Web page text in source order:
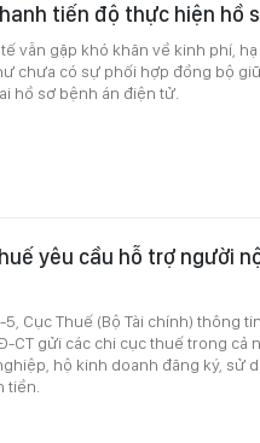
tiến độ thực hiện hồ
vẫn gặp khó khăn về kinh phí,
chưa có sự phối hợp đồng bộ
hồ sơ bệnh án điện tử.
yêu cầu hỗ trợ người
5, Cục Thuế (Bộ Tài chính) thông
CT gửi các chi cục thuế trong
hộ kinh doanh đăng ký, sử
tiền.